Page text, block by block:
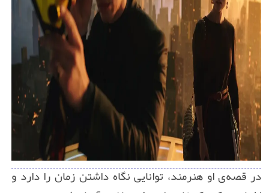
در قصه‌ی او هنرمند، توانایی نگاه داشتن زمان را دارد و